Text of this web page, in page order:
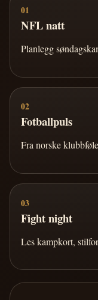
01
NFL natt
Planlegg
02
Fotballpuls
Fra norske
03
Fight night
Les kampkort,